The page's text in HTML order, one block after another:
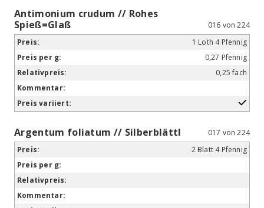
Antimonium crudum // Rohes
Spieß=Glaß
016 von 224
1 Loth 4 Pfennig
0,27 Pfennig
0,25 fach
Argentum foliatum // Silberblättl
017 von 224
2 Blatt 4 Pfennig